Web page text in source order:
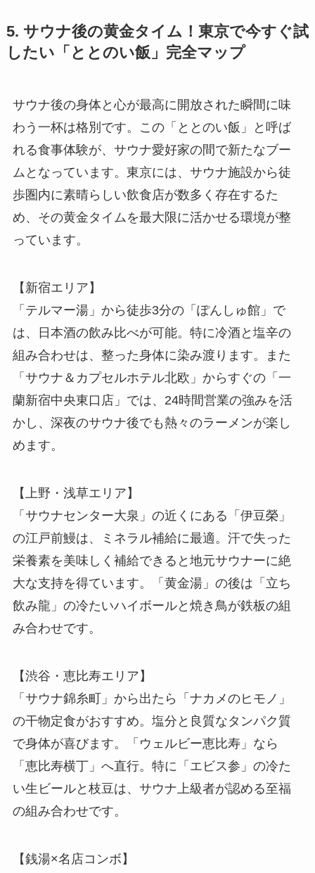
5. サウナ後の黄金タイム！東京で今すぐ試
したい「ととのい飯」完全マップ
サウナ後の身体と心が最高に開放された瞬間に味
わう一杯は格別です。この「ととのい飯」と呼ば
れる食事体験が、サウナ愛好家の間で新たなブー
ムとなっています。東京には、サウナ施設から徒
歩圏内に素晴らしい飲食店が数多く存在するた
め、その黄金タイムを最大限に活かせる環境が整
っています。
【新宿エリア】
「テルマー湯」から徒歩3分の「ぽんしゅ館」で
は、日本酒の飲み比べが可能。特に冷酒と塩辛の
組み合わせは、整った身体に染み渡ります。また
「サウナ＆カプセルホテル北欧」からすぐの「一
蘭新宿中央東口店」では、24時間営業の強みを活
かし、深夜のサウナ後でも熱々のラーメンが楽し
めます。
【上野・浅草エリア】
「サウナセンター大泉」の近くにある「伊豆榮」
の江戸前鰻は、ミネラル補給に最適。汗で失った
栄養素を美味しく補給できると地元サウナーに絶
大な支持を得ています。「黄金湯」の後は「立ち
飲み龍」の冷たいハイボールと焼き鳥が鉄板の組
み合わせです。
【渋谷・恵比寿エリア】
「サウナ錦糸町」から出たら「ナカメのヒモノ」
の干物定食がおすすめ。塩分と良質なタンパク質
で身体が喜びます。「ウェルビー恵比寿」なら
「恵比寿横丁」へ直行。特に「エビス参」の冷た
い生ビールと枝豆は、サウナ上級者が認める至福
の組み合わせです。
【銭湯×名店コンボ】